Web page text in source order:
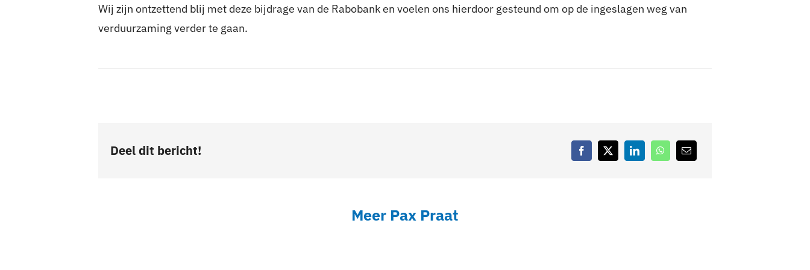
Wij zijn ontzettend blij met deze bijdrage van de Rabobank en voelen ons hierdoor gesteund om op de ingeslagen weg van
verduurzaming verder te gaan.
Deel dit bericht!
Meer Pax Praat